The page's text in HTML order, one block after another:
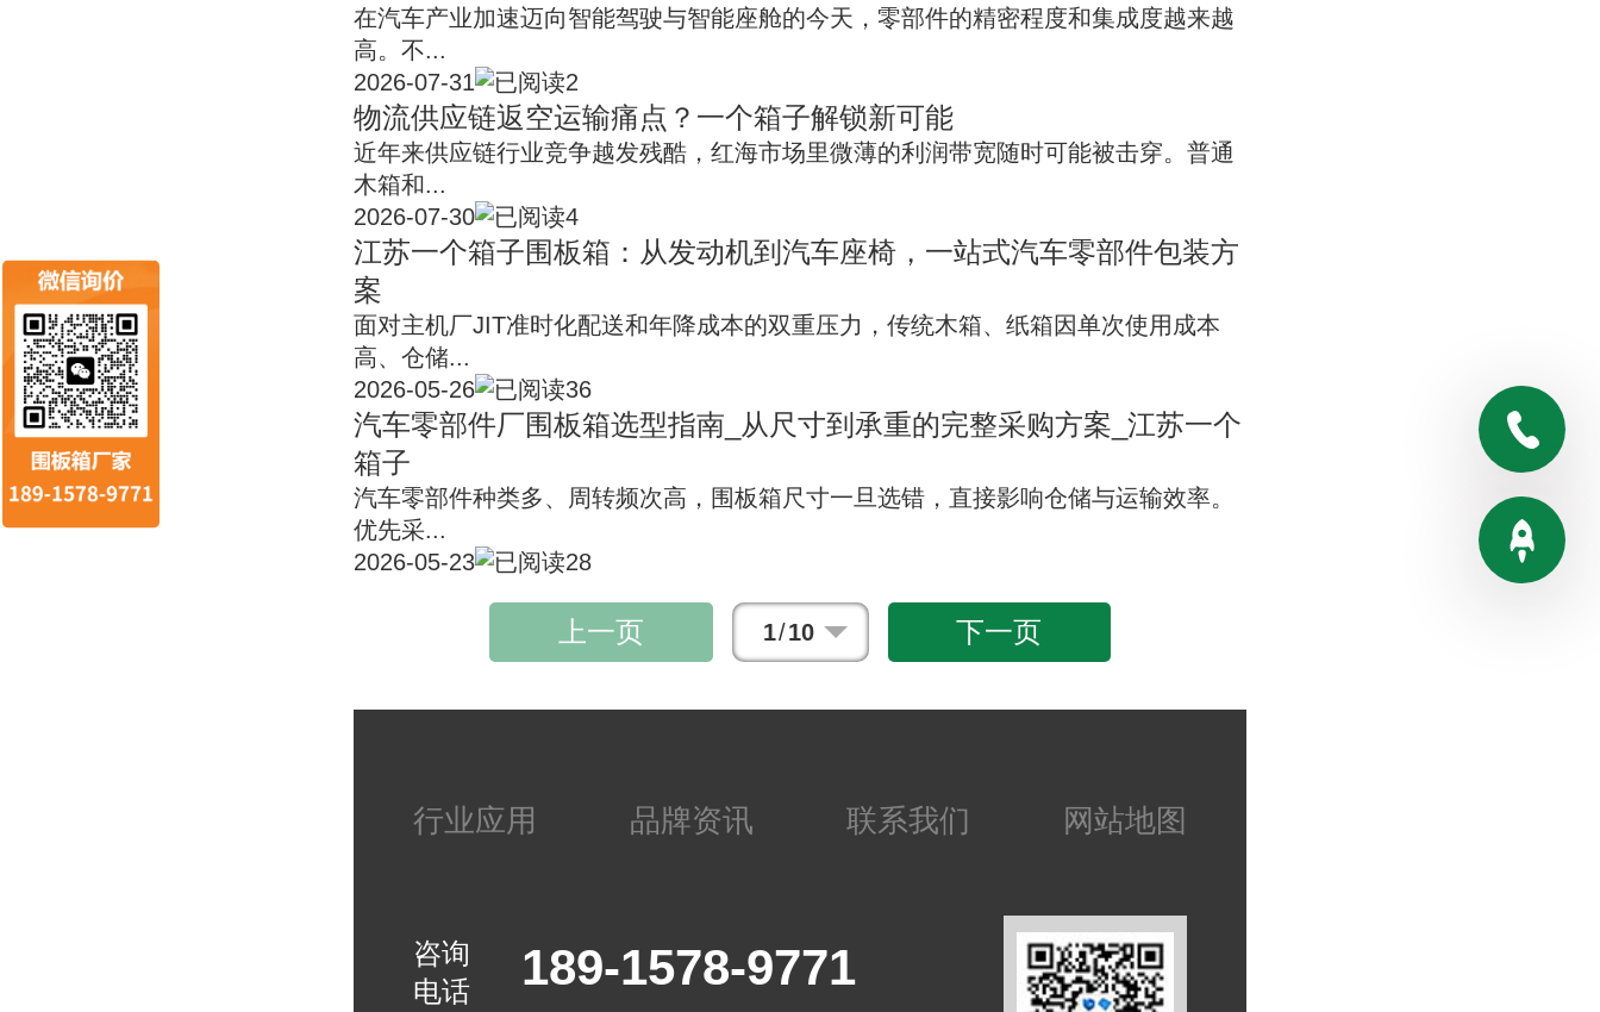
在汽车产业加速迈向智能驾驶与智能座舱的今天，零部件的精密程度和集成度越来越
高。不...
2026-07-31
2
物流供应链返空运输痛点？一个箱子解锁新可能
近年来供应链行业竞争越发残酷，红海市场里微薄的利润带宽随时可能被击穿。普通
木箱和...
2026-07-30
4
江苏一个箱子围板箱：从发动机到汽车座椅，一站式汽车零部件包装方
案
面对主机厂JIT准时化配送和年降成本的双重压力，传统木箱、纸箱因单次使用成本
高、仓储...
2026-05-26
36
汽车零部件厂围板箱选型指南_从尺寸到承重的完整采购方案_江苏一个
箱子
汽车零部件种类多、周转频次高，围板箱尺寸一旦选错，直接影响仓储与运输效率。
优先采...
2026-05-23
28
上一页 1/10 下一页
行业应用 品牌资讯 联系我们 网站地图
咨询
电话
189-1578-9771